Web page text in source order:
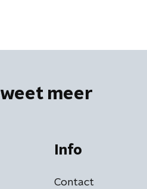
weet meer
Info
Contact